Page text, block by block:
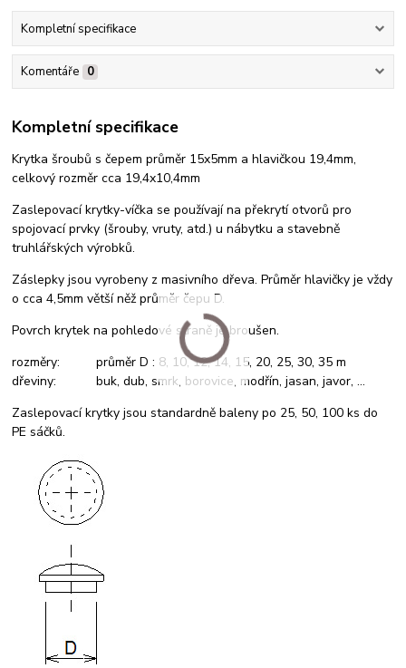
Kompletní specifikace
Komentáře 0
Kompletní specifikace
Krytka šroubů s čepem průměr 15x5mm a hlavičkou 19,4mm,
celkový rozměr cca 19,4x10,4mm
Zaslepovací krytky-víčka se používají na překrytí otvorů pro
spojovací prvky (šrouby, vruty, atd.) u nábytku a stavebně
truhlářských výrobků.
Záslepky jsou vyrobeny z masivního dřeva. Průměr hlavičky je vždy
o cca 4,5mm větší něž průměr čepu D.
Povrch krytek na pohledové straně je broušen.
rozměry: průměr D : 8, 10, 12, 14, 15, 20, 25, 30, 35 m
dřeviny: buk, dub, smrk, borovice, modřín, jasan, javor, ...
Zaslepovací krytky jsou standardně baleny po 25, 50, 100 ks do
PE sáčků.